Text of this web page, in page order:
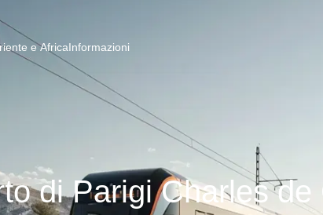
e AfricaInformazioni
di Parigi Charles de